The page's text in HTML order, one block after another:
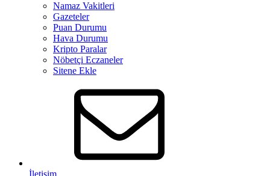
Namaz Vakitleri
Gazeteler
Puan Durumu
Hava Durumu
Kripto Paralar
Nöbetçi Eczaneler
Sitene Ekle
İletişim